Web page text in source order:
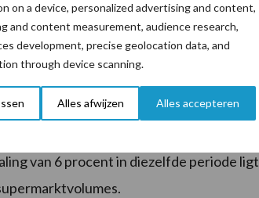
on a device, personalized advertising and content,
and content measurement, audience research,
development, precise geolocation data, and
through device scanning.
Alles afwijzen Alles accepteren
De belangrijkste oorzaak hiervan
Supermarkten profiteerden van de
daalden in de eerste helft
van 6 procent in diezelfde periode ligt